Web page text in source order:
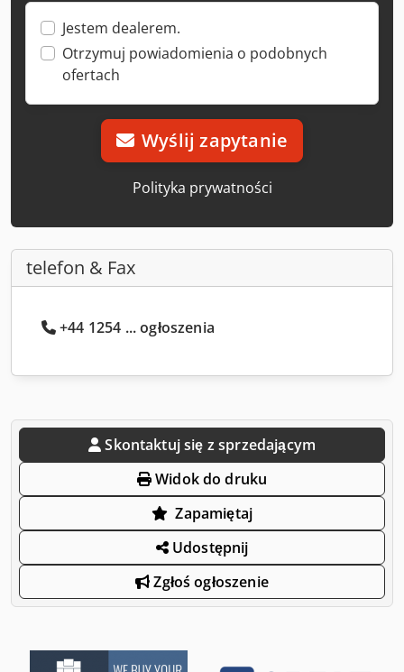
Jestem dealerem.
Otrzymuj powiadomienia o podobnych
ofertach
Wyślij zapytanie
Polityka prywatności
telefon & Fax
+44 1254 ... ogłoszenia
Skontaktuj się z sprzedającym
Widok do druku
Zapamiętaj
Udostępnij
Zgłoś ogłoszenie